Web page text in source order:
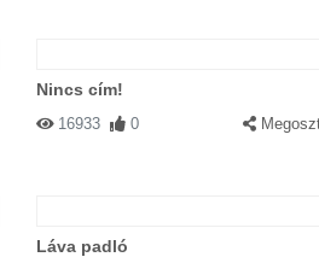
Nincs cím!
16933 0
Láva padló